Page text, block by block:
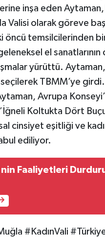
inşa eden
Valisi olarak göreve
öncü temsilcilerinden
el
yürüttü.
TBMM’ye girdi.
Avrupa
Koltukta Dört
cinsiyet eşitliği ve
ediliyor.
Faaliyetleri
#KadınVali